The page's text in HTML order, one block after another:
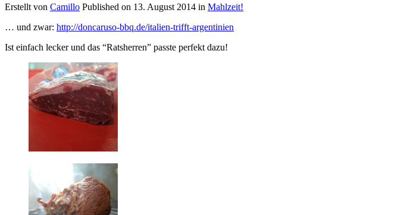
Erstellt von Camillo Published on 13. August 2014 in Mahlzeit!
… und zwar: http://doncaruso-bbq.de/italien-trifft-argentinien
Ist einfach lecker und das “Ratsherren” passte perfekt dazu!